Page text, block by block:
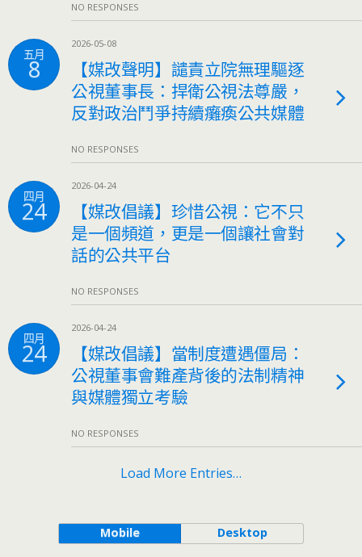
NO RESPONSES
五月
8
2026-05-08
【媒改聲明】譴責立院無理驅逐
公視董事長：捍衛公視法尊嚴，
反對政治鬥爭持續癱瘓公共媒體
NO RESPONSES
四月
24
2026-04-24
【媒改倡議】珍惜公視：它不只
是一個頻道，更是一個讓社會對
話的公共平台
NO RESPONSES
四月
24
2026-04-24
【媒改倡議】當制度遭遇僵局：
公視董事會難產背後的法制精神
與媒體獨立考驗
NO RESPONSES
Load More Entries…
Mobile Desktop